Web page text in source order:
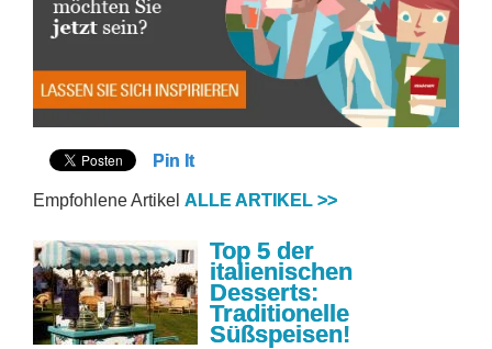
Pin It
Empfohlene Artikel ALLE ARTIKEL >>
Top 5 der
italienischen
Desserts:
Traditionelle
Süßspeisen!